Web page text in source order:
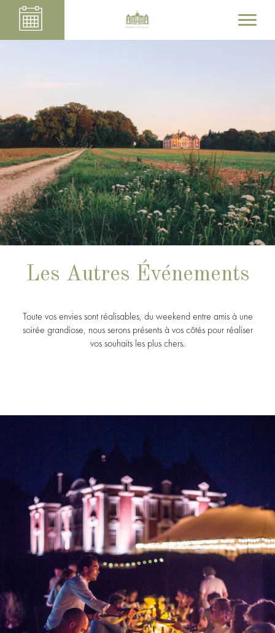
Les Autres Événements
Toute vos envies sont réalisables, du weekend entre amis à une
soirée grandiose, nous serons présents à vos côtés pour réaliser
vos souhaits les plus chers.